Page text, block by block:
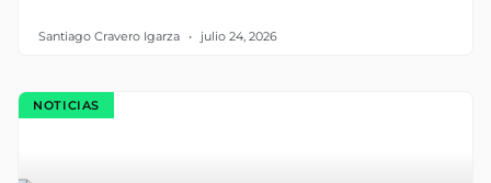
Santiago Cravero Igarza julio 24, 2026
NOTICIAS